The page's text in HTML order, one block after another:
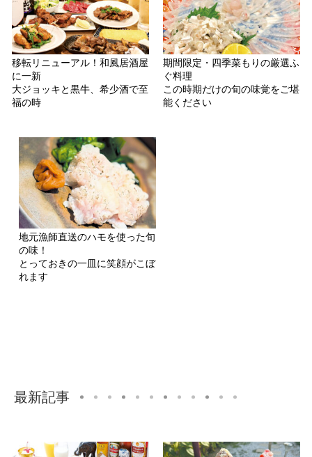
移転リニューアル！和風居酒屋
に一新
大ジョッキと黒牛、希少酒で至
福の時
期間限定・四季菜もりの厳選ふ
ぐ料理
この時期だけの旬の味覚をご堪
能ください
地元漁師直送のハモを使った旬
の味！
とっておきの一皿に笑顔がこぼ
れます
最新記事